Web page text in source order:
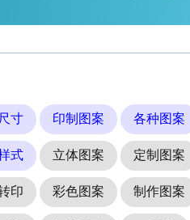
寸 印制图案 各种图案
式 立体图案 定制图案
印 彩色图案 制作图案